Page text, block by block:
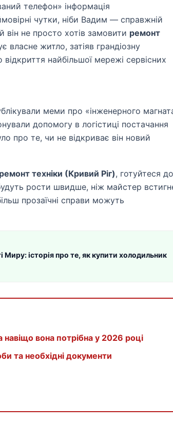
телефон» інформація
чутки, ніби Вадим — справжній
він не просто хотів замовити ремонт
власне житло, затіяв грандіозну
найбільшої мережі сервісних
меми про «інженерного
допомогу в логістиці постачання
про те, чи не відкриває він новий
ремонт техніки (Кривий Ріг), готуйтеся до
рости швидше, ніж майстер
прозаїчні справи можуть
історія про те, як купити холодильник
вона потрібна у 2026 році
та необхідні документи